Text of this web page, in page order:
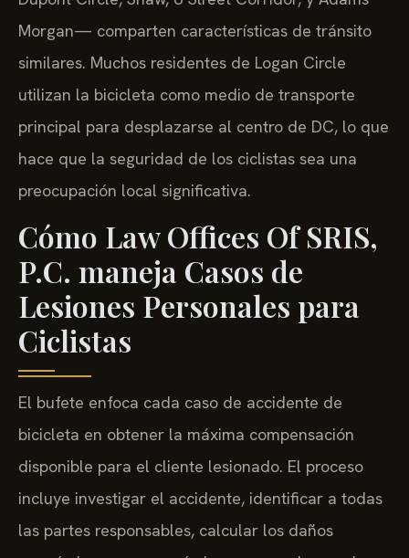
Dupont Circle, Shaw, U Street Corridor, y Adams
Morgan— comparten características de tránsito
similares. Muchos residentes de Logan Circle
utilizan la bicicleta como medio de transporte
principal para desplazarse al centro de DC, lo que
hace que la seguridad de los ciclistas sea una
preocupación local significativa.
Cómo Law Offices Of SRIS,
P.C. maneja Casos de
Lesiones Personales para
Ciclistas
El bufete enfoca cada caso de accidente de
bicicleta en obtener la máxima compensación
disponible para el cliente lesionado. El proceso
incluye investigar el accidente, identificar a todas
las partes responsables, calcular los daños